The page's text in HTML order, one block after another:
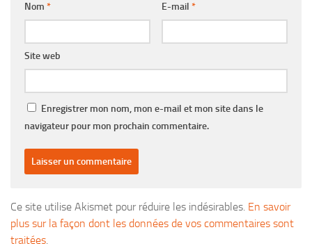
Nom * E-mail *
Site web
Enregistrer mon nom, mon e-mail et mon site dans le
navigateur pour mon prochain commentaire.
Ce site utilise Akismet pour réduire les indésirables. En savoir
plus sur la façon dont les données de vos commentaires sont
traitées.